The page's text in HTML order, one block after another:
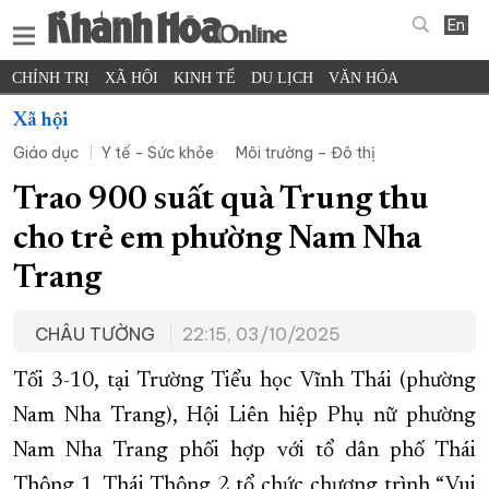
En
CHÍNH TRỊ XÃ HỘI KINH TẾ DU LỊCH VĂN HÓA
THỂ THAO
KHOA HỌC - CÔNG NGHỆ PHÁP LUẬT BẠN ĐỌC
THẾ GIỚI MULTIMEDIA VIDEO ĐỌC BÁO ONLINE
PODCAST THÔNG TIN - QUẢNG CÁO
QUY HOẠCH TỈNH KHÁNH HÒA
CHUNG TAY CẢI CÁCH HÀNH CHÍNH
XÂY DỰNG NÔNG THÔN MỚI LỊCH CẮT ĐIỆN
TÀU - XE - MÁY BAY
KỶ NIỆM 370 NĂM XÂY DỰNG VÀ PHÁT TRIỂN TỈNH KHÁNH HÒA
Xã hội
Giáo dục
Y tế - Sức khỏe Môi trường – Đô thị
Trao 900 suất quà Trung thu
cho trẻ em phường Nam Nha
Trang
CHÂU TƯỜNG 22:15, 03/10/2025
Tối 3-10, tại Trường Tiểu học Vĩnh Thái (phường
Nam Nha Trang), Hội Liên hiệp Phụ nữ phường
Nam Nha Trang phối hợp với tổ dân phố Thái